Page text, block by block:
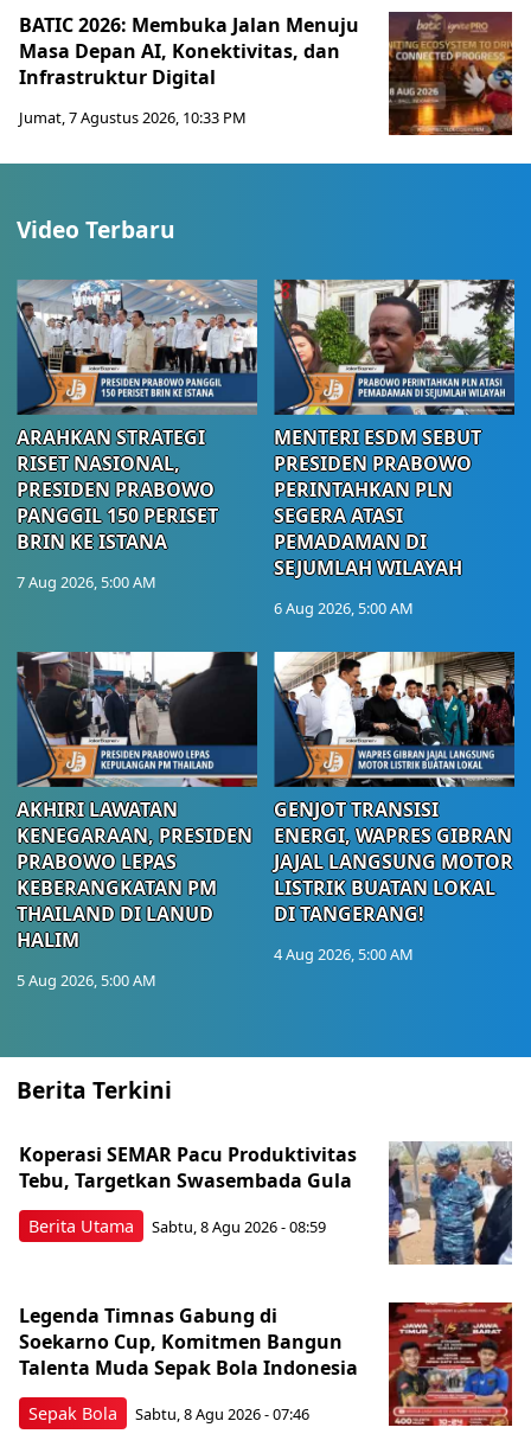
BATIC 2026: Membuka Jalan Menuju
Masa Depan AI, Konektivitas, dan
Infrastruktur Digital
Jumat, 7 Agustus 2026, 10:33 PM
Video Terbaru
ARAHKAN STRATEGI
RISET NASIONAL,
PRESIDEN PRABOWO
PANGGIL 150 PERISET
BRIN KE ISTANA
7 Aug 2026, 5:00 AM
MENTERI ESDM SEBUT
PRESIDEN PRABOWO
PERINTAHKAN PLN
SEGERA ATASI
PEMADAMAN DI
SEJUMLAH WILAYAH
6 Aug 2026, 5:00 AM
AKHIRI LAWATAN
KENEGARAAN, PRESIDEN
PRABOWO LEPAS
KEBERANGKATAN PM
THAILAND DI LANUD
HALIM
5 Aug 2026, 5:00 AM
GENJOT TRANSISI
ENERGI, WAPRES GIBRAN
JAJAL LANGSUNG MOTOR
LISTRIK BUATAN LOKAL
DI TANGERANG!
4 Aug 2026, 5:00 AM
Berita Terkini
Berita Utama
Koperasi SEMAR Pacu Produktivitas
Tebu, Targetkan Swasembada Gula
Sabtu, 8 Agu 2026 - 08:59
Sepak Bola
Legenda Timnas Gabung di
Soekarno Cup, Komitmen Bangun
Talenta Muda Sepak Bola Indonesia
Sabtu, 8 Agu 2026 - 07:46